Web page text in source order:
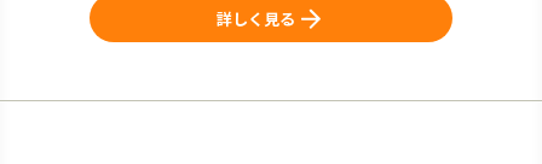
詳しく見る